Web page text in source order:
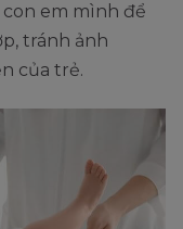
em mình để
tránh ảnh
của trẻ.